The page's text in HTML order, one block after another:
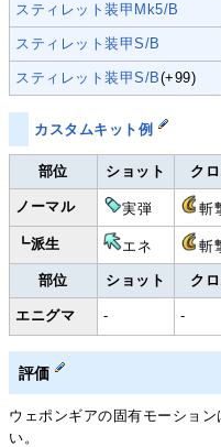
スティレット装甲Mk5/B
スティレット装甲S/B
スティレット装甲S/B(+99)
カスタムキット例
部位 ショット ク
ノーマル 実弾 斬
┗派生 エネ 斬
部位 ショット ク
エニグマ - -
評価
ウェポンギアの固有モーショ
い。